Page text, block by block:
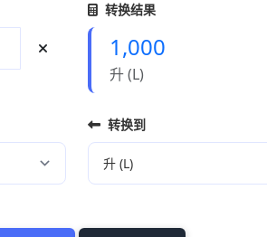
转换结果
1,000
升 (L)
转换到